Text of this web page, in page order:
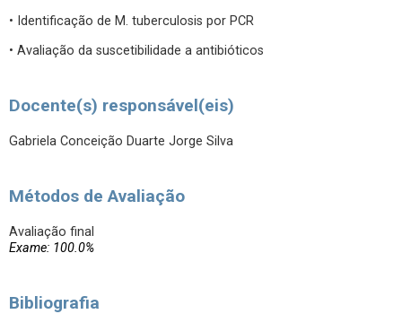
• Identificação de M. tuberculosis por PCR
• Avaliação da suscetibilidade a antibióticos
Docente(s) responsável(eis)
Gabriela Conceição Duarte Jorge Silva
Métodos de Avaliação
Avaliação final
Exame: 100.0%
Bibliografia